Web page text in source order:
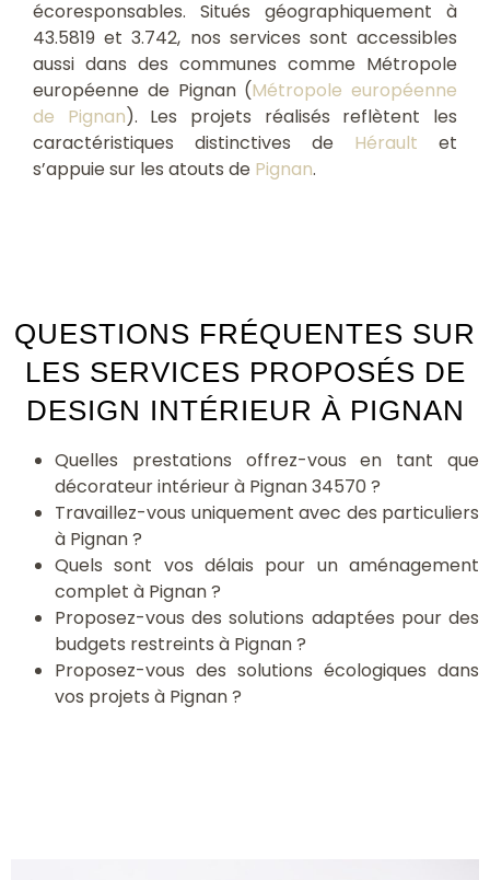
écoresponsables. Situés géographiquement à
43.5819 et 3.742, nos services sont accessibles
aussi dans des communes comme Métropole
européenne de Pignan (Métropole européenne
de Pignan). Les projets réalisés reflètent les
caractéristiques distinctives de Hérault et
s’appuie sur les atouts de Pignan.
QUESTIONS FRÉQUENTES SUR
LES SERVICES PROPOSÉS DE
DESIGN INTÉRIEUR À PIGNAN
Quelles prestations offrez-vous en tant que
décorateur intérieur à Pignan 34570 ?
Travaillez-vous uniquement avec des particuliers
à Pignan ?
Quels sont vos délais pour un aménagement
complet à Pignan ?
Proposez-vous des solutions adaptées pour des
budgets restreints à Pignan ?
Proposez-vous des solutions écologiques dans
vos projets à Pignan ?